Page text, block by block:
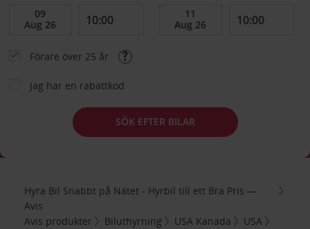
Förare över 25 år
Jag har en rabattkod
SÖK EFTER BILAR
Hyra Bil Snabbt på Nätet - Hyrbil till ett Bra Pris —
Avis
Avis produkter
Biluthyrning USA Kanada
USA